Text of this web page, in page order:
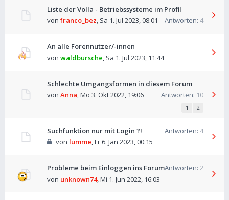
Liste der Volla - Betriebssysteme im Profil
Antworten: 4
von franco_bez, Sa 1. Jul 2023, 08:01
An alle Forennutzer/-innen
von waldbursche, Sa 1. Jul 2023, 11:44
Schlechte Umgangsformen in diesem Forum
Antworten: 10
von Anna,Mo 3. Okt 2022, 19:06
1 2
Suchfunktion nur mit Login ?! Antworten: 4
von lumme,Fr 6. Jan 2023, 00:15
Probleme beim Einloggen ins ForumAntworten: 2
von unknown74,Mi 1. Jun 2022, 16:03